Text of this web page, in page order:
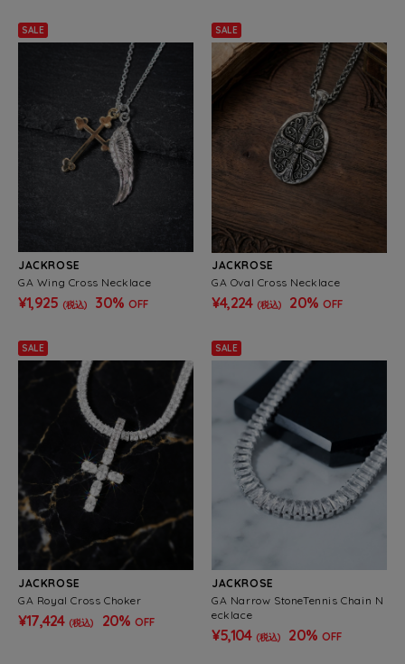
SALE
JACKROSE
GA Wing Cross Necklace
¥1,925 (税込) 30% OFF
SALE
JACKROSE
GA Oval Cross Necklace
¥4,224 (税込) 20% OFF
SALE
JACKROSE
GA Royal Cross Choker
¥17,424 (税込) 20% OFF
SALE
JACKROSE
GA Narrow StoneTennis Chain N
ecklace
¥5,104 (税込) 20% OFF